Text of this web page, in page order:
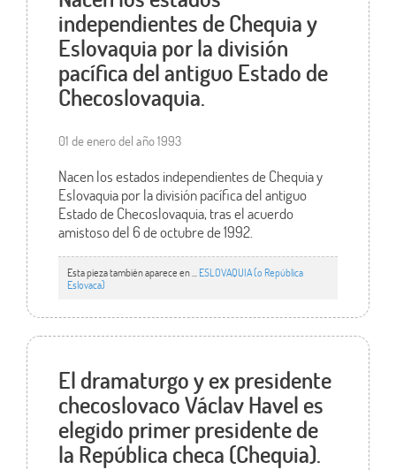
independientes de Chequia y
Eslovaquia por la división
pacífica del antiguo Estado de
Checoslovaquia.
01 de enero del año 1993
Nacen los estados independientes de Chequia y
Eslovaquia por la división pacífica del antiguo
Estado de Checoslovaquia, tras el acuerdo
amistoso del 6 de octubre de 1992.
Esta pieza también aparece en ... ESLOVAQUIA (o República
Eslovaca)
El dramaturgo y ex presidente
checoslovaco Václav Havel es
elegido primer presidente de
la República checa (Chequia).